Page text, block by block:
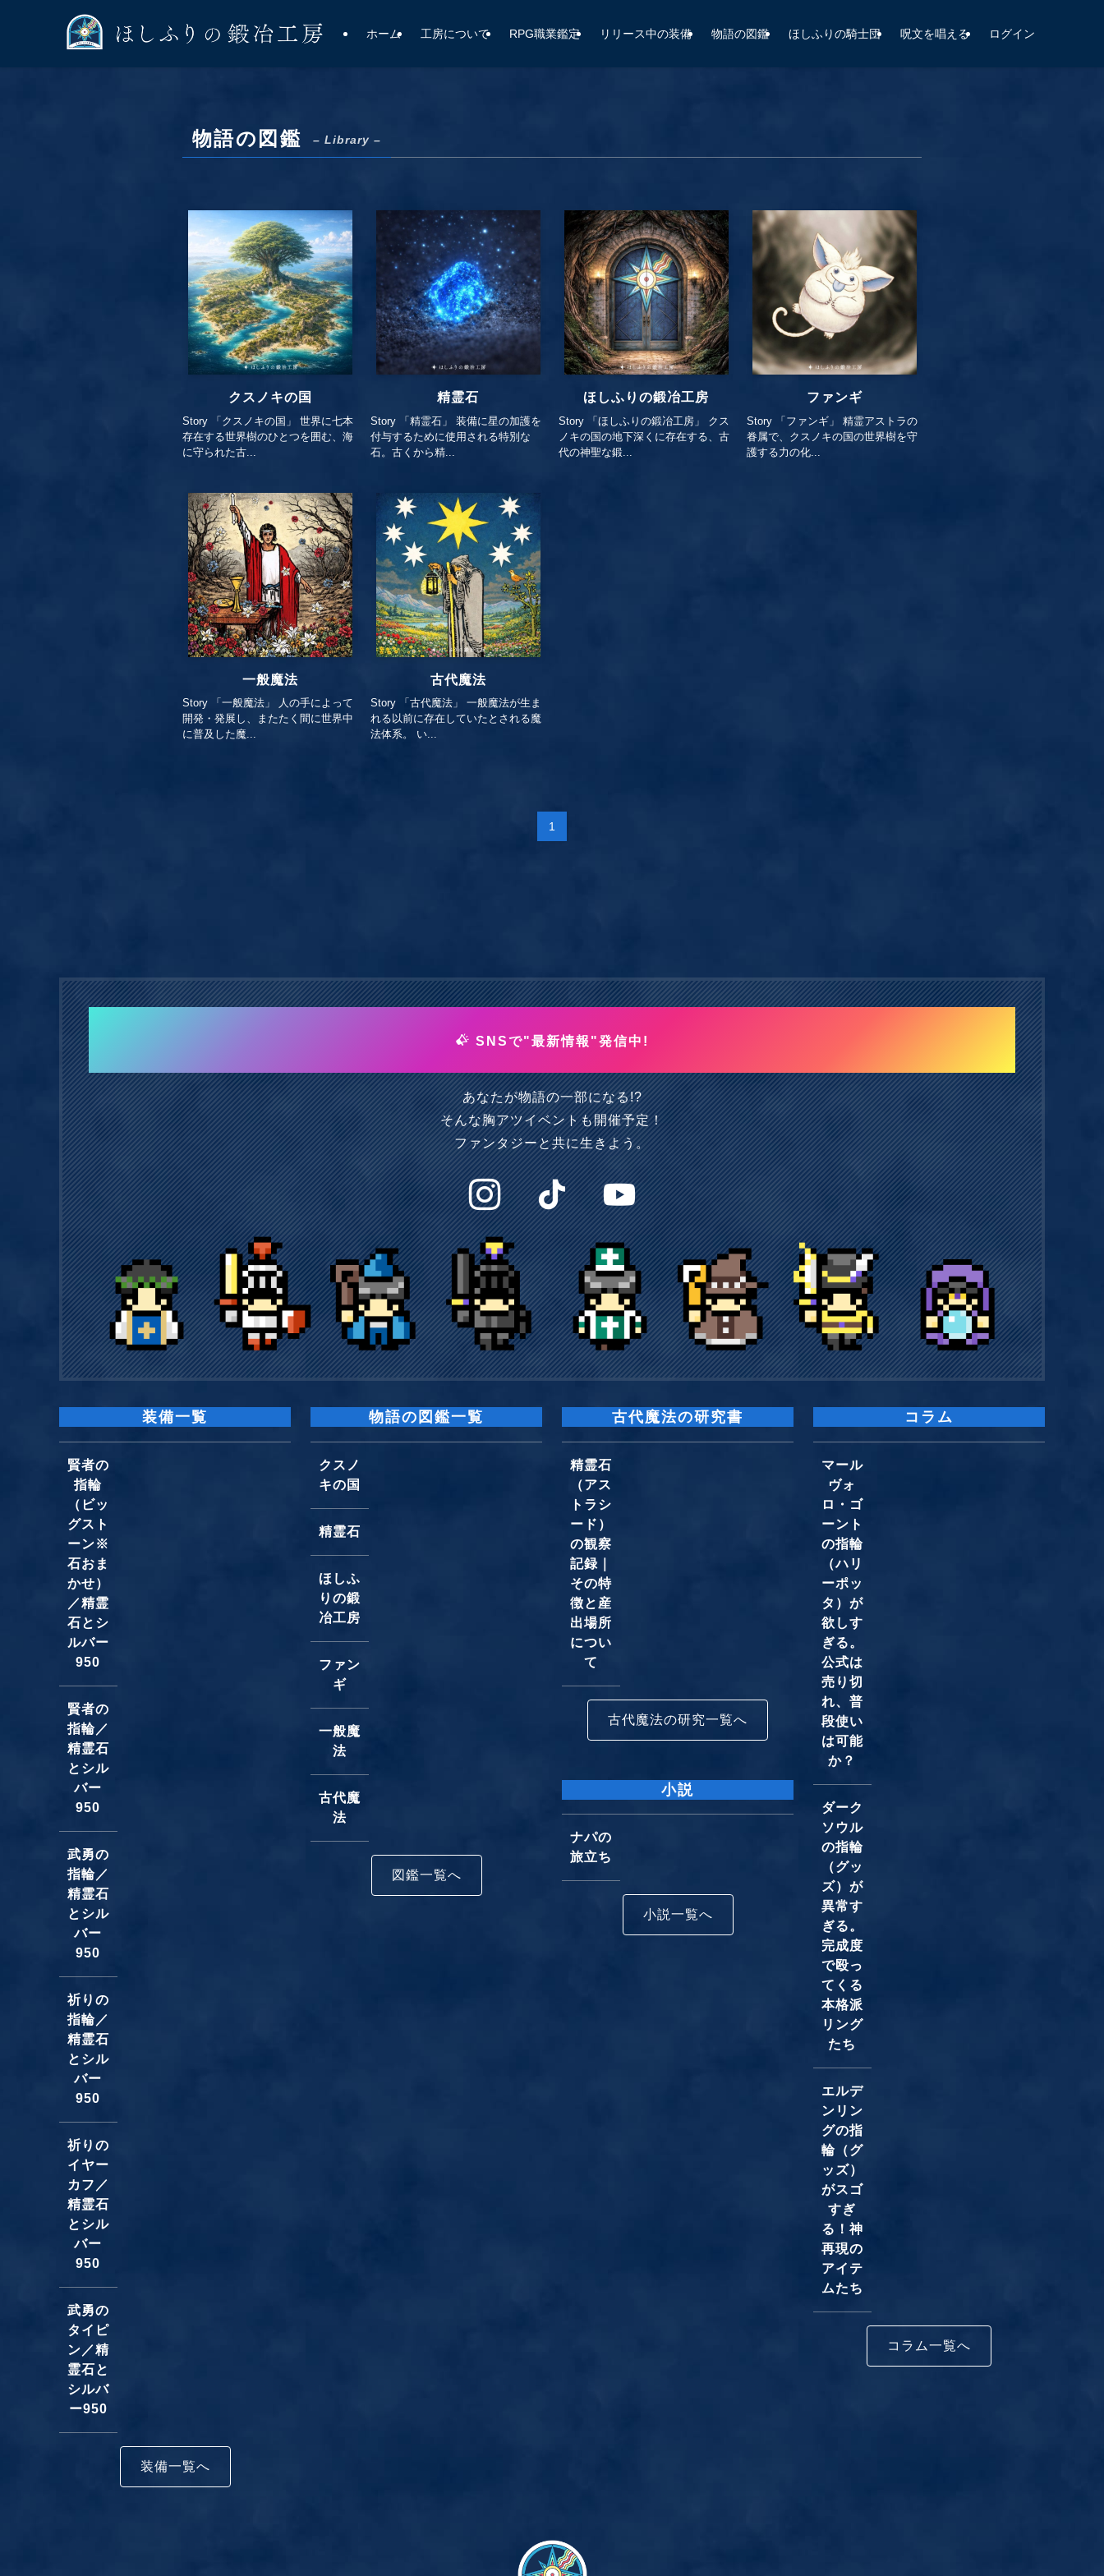
ホーム 工房について RPG職業鑑定 リリース中の装備 物語の図鑑 ほしふりの騎士団 呪文を唱える ログイン
物語の図鑑 – Library –
クスノキの国
Story 「クスノキの国」 世界に七本
存在する世界樹のひとつを囲む、海
に守られた古...
精霊石
Story 「精霊石」 装備に星の加護を
付与するために使用される特別な
石。古くから精...
ほしふりの鍛冶工房
Story 「ほしふりの鍛冶工房」 クス
ノキの国の地下深くに存在する、古
代の神聖な鍛...
ファンギ
Story 「ファンギ」 精霊アストラの
眷属で、クスノキの国の世界樹を守
護する力の化...
一般魔法
Story 「一般魔法」 人の手によって
開発・発展し、またたく間に世界中
に普及した魔...
古代魔法
Story 「古代魔法」 一般魔法が生ま
れる以前に存在していたとされる魔
法体系。 い...
1
SNSで"最新情報"発信中!
あなたが物語の一部になる!?
そんな胸アツイベントも開催予定！
ファンタジーと共に生きよう。
装備一覧
賢者の
指輪
（ビッ
グスト
ーン※
石おま
かせ）
／精霊
石とシ
ルバー
950
賢者の
指輪／
精霊石
とシル
バー
950
武勇の
指輪／
精霊石
とシル
バー
950
祈りの
指輪／
精霊石
とシル
バー
950
祈りの
イヤー
カフ／
精霊石
とシル
バー
950
武勇の
タイピ
ン／精
霊石と
シルバ
ー950
装備一覧へ
物語の図鑑一覧
クスノ
キの国
精霊石
ほしふ
りの鍛
冶工房
ファン
ギ
一般魔
法
古代魔
法
図鑑一覧へ
古代魔法の研究書
精霊石
（アス
トラシ
ード）
の観察
記録｜
その特
徴と産
出場所
につい
て
古代魔法の研究一覧へ
小説
ナパの
旅立ち
小説一覧へ
コラム
マール
ヴォ
ロ・ゴ
ーント
の指輪
（ハリ
ーポッ
タ）が
欲しす
ぎる。
公式は
売り切
れ、普
段使い
は可能
か？
ダーク
ソウル
の指輪
（グッ
ズ）が
異常す
ぎる。
完成度
で殴っ
てくる
本格派
リング
たち
エルデ
ンリン
グの指
輪（グ
ッズ）
がスゴ
すぎ
る！神
再現の
アイテ
ムたち
コラム一覧へ